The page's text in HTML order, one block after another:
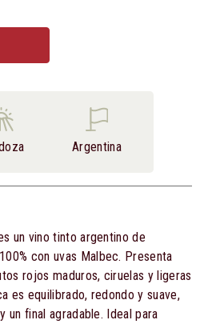
Argentina
un vino tinto argentino de
con uvas Malbec. Presenta
rojos maduros, ciruelas y ligeras
es equilibrado, redondo y suave,
un final agradable. Ideal para